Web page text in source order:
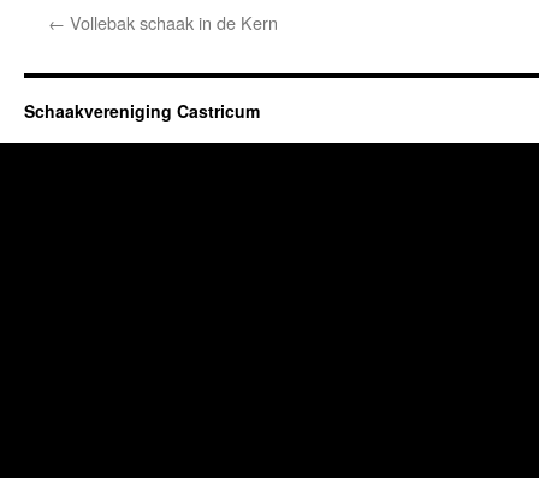
← Vollebak schaak in de Kern
Schaakvereniging Castricum